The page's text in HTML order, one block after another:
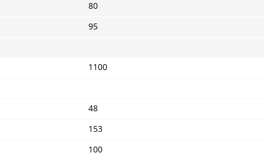
80
95
1100
48
153
100